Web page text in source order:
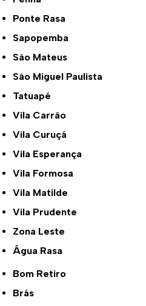
Ponte Rasa
Sapopemba
São Mateus
São Miguel Paulista
Tatuapé
Vila Carrão
Vila Curuçá
Vila Esperança
Vila Formosa
Vila Matilde
Vila Prudente
Zona Leste
Água Rasa
Bom Retiro
Brás